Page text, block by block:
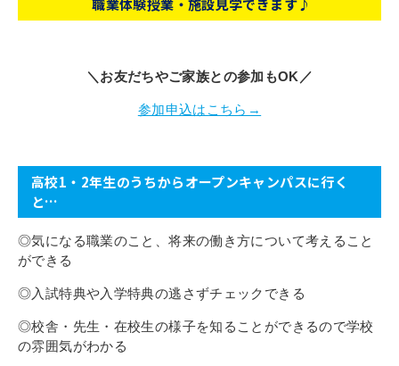
お問い合わせ
インターネット出願
個人情報の取り扱いについて
1号館総合受付：〒194-0022 東京都町田市森野1-7-8
TEL：042-729-1026 (平日8時30分〜17時30分)
職業体験授業・施設見学できます♪
＼お友だちやご家族との参加もOK／
参加申込はこちら→
高校1・2年生のうちからオープンキャンパスに行く
と…
◎気になる職業のこと、将来の働き方について考えること
ができる
◎入試特典や入学特典の逃さずチェックできる
◎校舎・先生・在校生の様子を知ることができるので学校
の雰囲気がわかる